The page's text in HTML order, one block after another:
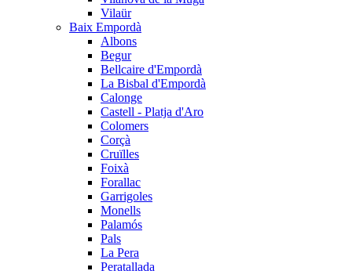
Vilaür
Baix Empordà
Albons
Begur
Bellcaire d'Empordà
La Bisbal d'Empordà
Calonge
Castell - Platja d'Aro
Colomers
Corçà
Cruïlles
Foixà
Forallac
Garrigoles
Monells
Palamós
Pals
La Pera
Peratallada